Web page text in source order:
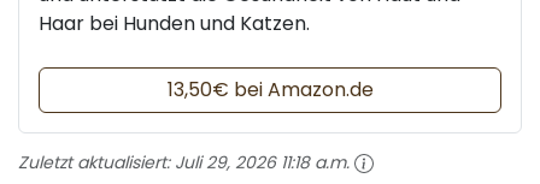
Haar bei Hunden und Katzen.
13,50€ bei Amazon.de
Zuletzt aktualisiert: Juli 29, 2026 11:18 a.m.